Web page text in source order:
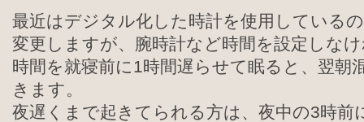
最近はデジタル化した時計を使用している
変更しますが、腕時計など時間を設定しな
時間を就寝前に1時間遅らせて眠ると、翌朝
きます。
夜遅くまで起きてられる方は、夜中の3時前